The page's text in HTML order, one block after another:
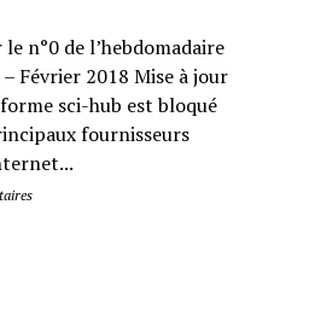
n°0 de l’hebdomadaire
Février 2018 Mise à jour
sci-hub est bloqué
fournisseurs